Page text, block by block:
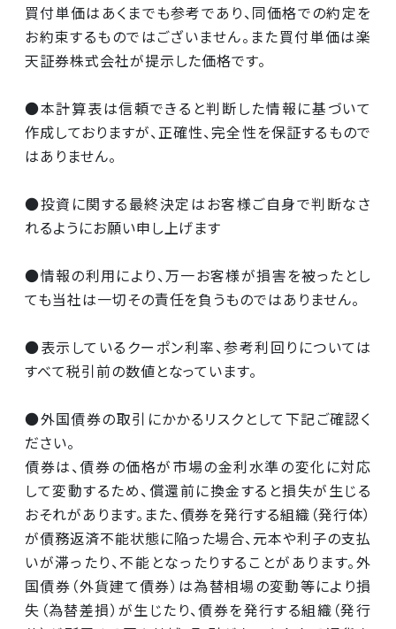
買付単価はあくまでも参考であり、同価格での約定を
お約束するものではございません。また買付単価は楽
天証券株式会社が提示した価格です。
●本計算表は信頼できると判断した情報に基づいて
作成しておりますが、正確性、完全性を保証するもので
はありません。
●投資に関する最終決定はお客様ご自身で判断なさ
れるようにお願い申し上げます
●情報の利用により、万一お客様が損害を被ったとし
ても当社は一切その責任を負うものではありません。
●表示しているクーポン利率、参考利回りについては
すべて税引前の数値となっています。
●外国債券の取引にかかるリスクとして下記ご確認く
ださい。
債券は、債券の価格が市場の金利水準の変化に対応
して変動するため、償還前に換金すると損失が生じる
おそれがあります。また、債券を発行する組織（発行体）
が債務返済不能状態に陥った場合、元本や利子の支払
いが滞ったり、不能となったりすることがあります。外
国債券（外貨建て債券）は為替相場の変動等により損
失（為替差損）が生じたり、債券を発行する組織（発行